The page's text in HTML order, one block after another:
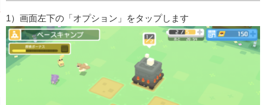
1）画面左下の「オプション」をタップします